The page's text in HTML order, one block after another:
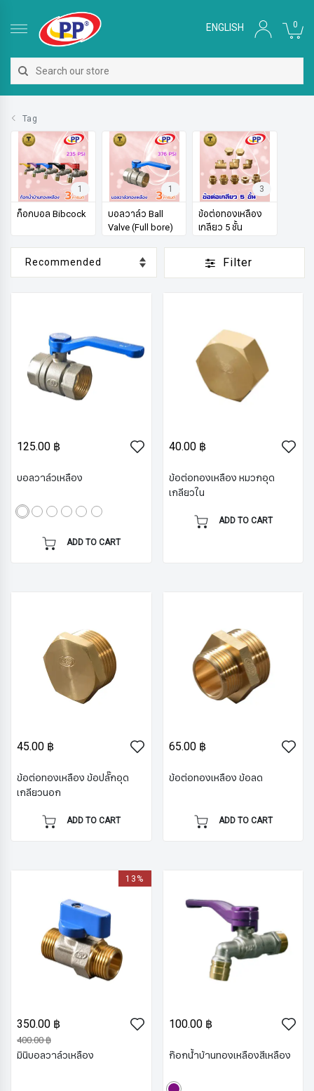
ENGLISH 0
Tag
1
ก็อกบอล Bibcock
1
บอลวาล์ว Ball
Valve (Full bore)
3
ข้อต่อทองเหลือง
เกลียว 5 ชั้น
Filter
125.00 ฿
บอลวาล์วเหลือง
ADD TO CART
40.00 ฿
ข้อต่อทองเหลือง หมวกอุด
เกลียวใน
ADD TO CART
45.00 ฿
ข้อต่อทองเหลือง ข้อปลั๊กอุด
เกลียวนอก
ADD TO CART
65.00 ฿
ข้อต่อทองเหลือง ข้อลด
ADD TO CART
13%
350.00 ฿
400.00 ฿
มินิบอลวาล์วเหลือง
100.00 ฿
ก๊อกน้ำบ้านทองเหลืองสีเหลือง